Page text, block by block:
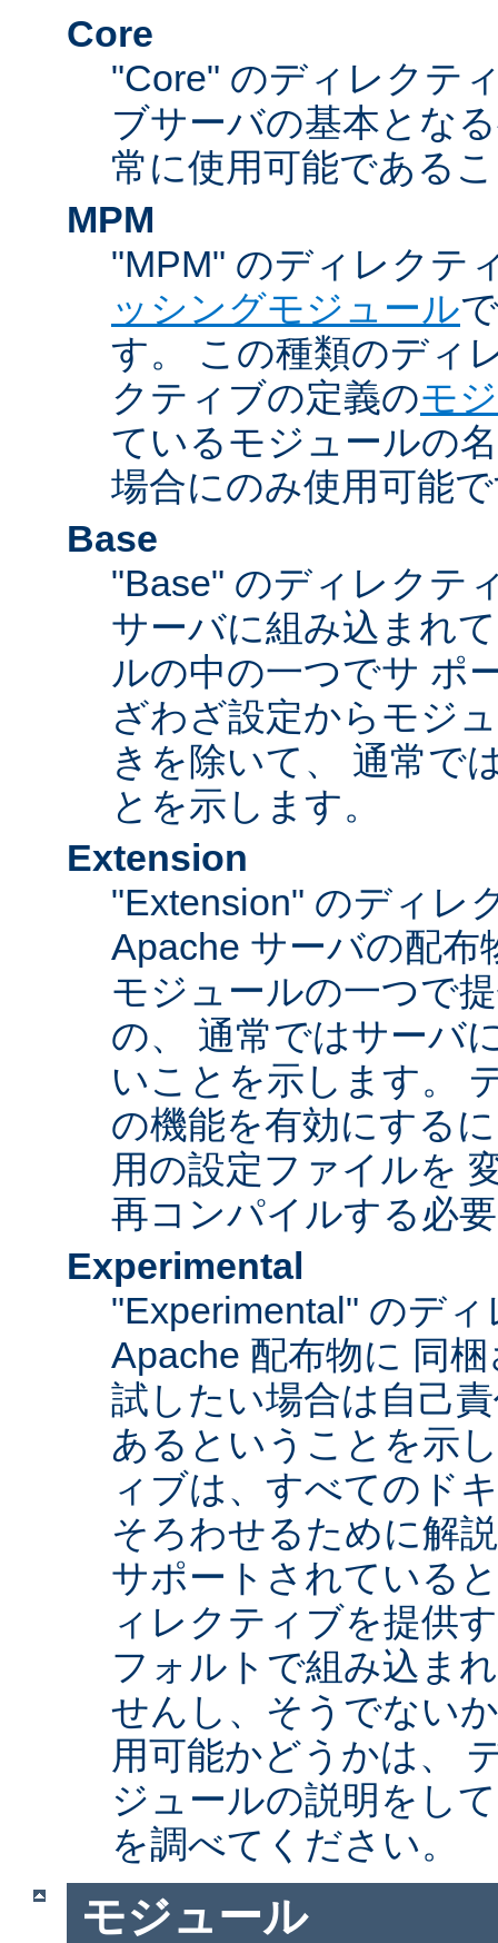
Core
"Core" のディレクテ
ブサーバの基本とな
常に使用可能である
MPM
"MPM" のディレクテ
ッシングモジュール
す。 この種類のディ
クティブの定義のモ
ているモジュールの
場合にのみ使用可能
Base
"Base" のディレクテ
サーバに組み込まれ
ルの中の一つでサ ポ
ざわざ設定からモジ
きを除いて、 通常で
とを示します。
Extension
"Extension" のディレ
Apache サーバの配布
モジュールの一つで
の、 通常ではサーバ
いことを示します。
の機能を有効にする
用の設定ファイルを
再コンパイルする必
Experimental
"Experimental" のデ
Apache 配布物に 同
試したい場合は自己
あるということを示
ィブは、すべてのド
そろわせるために解
サポートされている
ィレクティブを提供
フォルトで組み込ま
せんし、そうでない
用可能かどうかは、
ジュールの説明をし
を調べてください。
モジュール